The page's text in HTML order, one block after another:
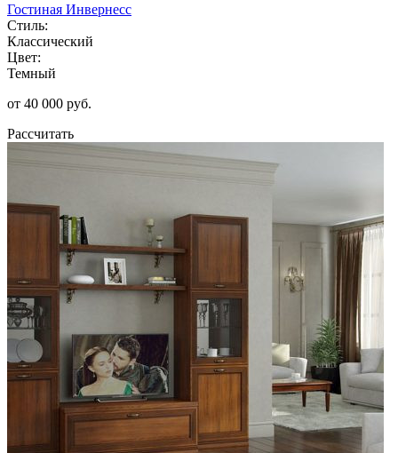
Гостиная Инвернесс
Стиль:
Классический
Цвет:
Темный
от 40 000 руб.
Рассчитать